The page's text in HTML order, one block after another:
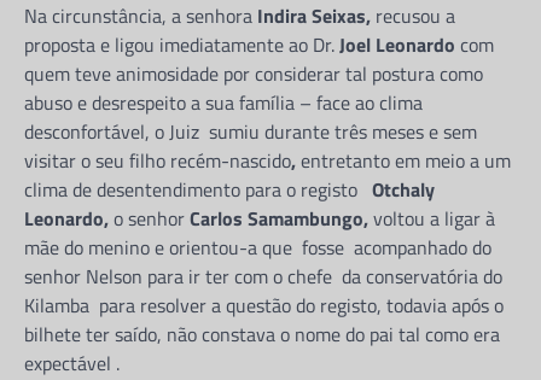
Na circunstância, a senhora Indira Seixas, recusou a
proposta e ligou imediatamente ao Dr.Joel Leonardo com
quem teve animosidade por considerar tal postura como
abuso e desrespeito a sua família – face ao clima
desconfortável, o Juiz sumiu durante três meses e sem
visitar o seu filho recém-nascido,entretanto em meio a um
clima de desentendimento para o registo Otchaly
Leonardo,o senhorCarlos Samambungo,voltou a ligar à
mãe do menino e orientou-a que fosse acompanhado do
senhor Nelson para ir ter com o chefe da conservatória do
Kilamba para resolver a questão do registo, todavia após o
bilhete ter saído, não constava o nome do pai tal como era
expectável .